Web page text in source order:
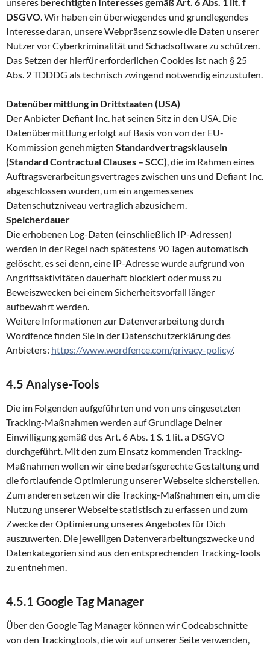
unseres berechtigten Interesses gemäß Art. 6 Abs. 1 lit. f
DSGVO. Wir haben ein überwiegendes und grundlegendes
Interesse daran, unsere Webpräsenz sowie die Daten unserer
Nutzer vor Cyberkriminalität und Schadsoftware zu schützen.
Das Setzen der hierfür erforderlichen Cookies ist nach § 25
Abs. 2 TDDDG als technisch zwingend notwendig einzustufen.
Datenübermittlung in Drittstaaten (USA)
Der Anbieter Defiant Inc. hat seinen Sitz in den USA. Die
Datenübermittlung erfolgt auf Basis von von der EU-
Kommission genehmigten Standardvertragsklauseln
(Standard Contractual Clauses – SCC), die im Rahmen eines
Auftragsverarbeitungsvertrages zwischen uns und Defiant Inc.
abgeschlossen wurden, um ein angemessenes
Datenschutzniveau vertraglich abzusichern.
Speicherdauer
Die erhobenen Log-Daten (einschließlich IP-Adressen)
werden in der Regel nach spätestens 90 Tagen automatisch
gelöscht, es sei denn, eine IP-Adresse wurde aufgrund von
Angriffsaktivitäten dauerhaft blockiert oder muss zu
Beweiszwecken bei einem Sicherheitsvorfall länger
aufbewahrt werden.
Weitere Informationen zur Datenverarbeitung durch
Wordfence finden Sie in der Datenschutzerklärung des
Anbieters: https://www.wordfence.com/privacy-policy/.
4.5 Analyse-Tools
Die im Folgenden aufgeführten und von uns eingesetzten
Tracking-Maßnahmen werden auf Grundlage Deiner
Einwilligung gemäß des Art. 6 Abs. 1 S. 1 lit. a DSGVO
durchgeführt. Mit den zum Einsatz kommenden Tracking-
Maßnahmen wollen wir eine bedarfsgerechte Gestaltung und
die fortlaufende Optimierung unserer Webseite sicherstellen.
Zum anderen setzen wir die Tracking-Maßnahmen ein, um die
Nutzung unserer Webseite statistisch zu erfassen und zum
Zwecke der Optimierung unseres Angebotes für Dich
auszuwerten. Die jeweiligen Datenverarbeitungszwecke und
Datenkategorien sind aus den entsprechenden Tracking-Tools
zu entnehmen.
4.5.1 Google Tag Manager
Über den Google Tag Manager können wir Codeabschnitte
von den Trackingtools, die wir auf unserer Seite verwenden,